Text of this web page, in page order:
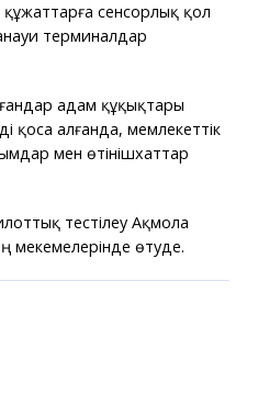
сенсорлық қол
терминалдар
адам құқықтары
қоса алғанда, мемлекеттік
мен өтінішхаттар
тестілеу Ақмола
мекемелерінде өтуде.